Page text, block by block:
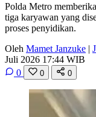
Polda Metro
tiga karyawan yang
proses penyidikan.
Oleh Mamet Janzuke |
Juli 2026 17:44 WIB
0
0 0